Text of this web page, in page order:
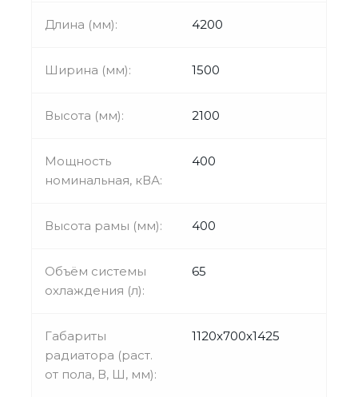
Длина (мм): 4200
Ширина (мм): 1500
Высота (мм): 2100
Мощность
номинальная, кВА:
400
Высота рамы (мм): 400
Объём системы
охлаждения (л):
65
Габариты
радиатора (раст.
от пола, В, Ш, мм):
1120x700x1425